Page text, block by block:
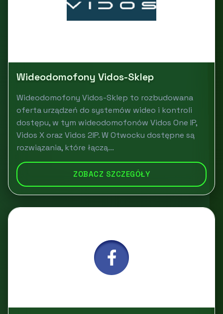
Wideodomofony Vidos-Sklep
Wideodomofony Vidos-Sklep to rozbudowana
oferta urządzeń do systemów wideo i kontroli
dostępu, w tym wideodomofonów Vidos One IP,
Vidos X oraz Vidos 2IP. W Otwocku dostępne są
rozwiązania, które łączą...
ZOBACZ SZCZEGÓŁY